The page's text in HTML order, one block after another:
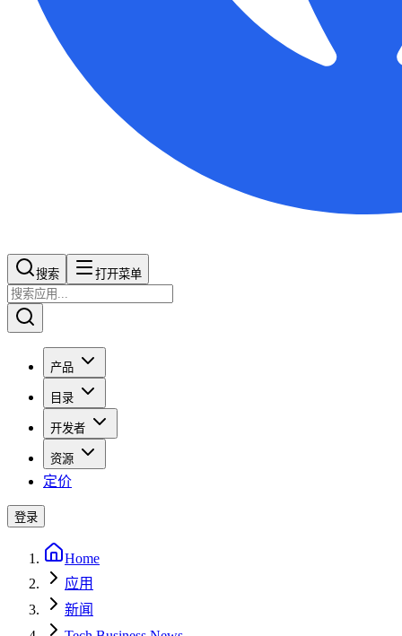
搜索​​​​ 打开菜单
产品
目录
开发者
资源
定价
登录
Home
应用
新闻